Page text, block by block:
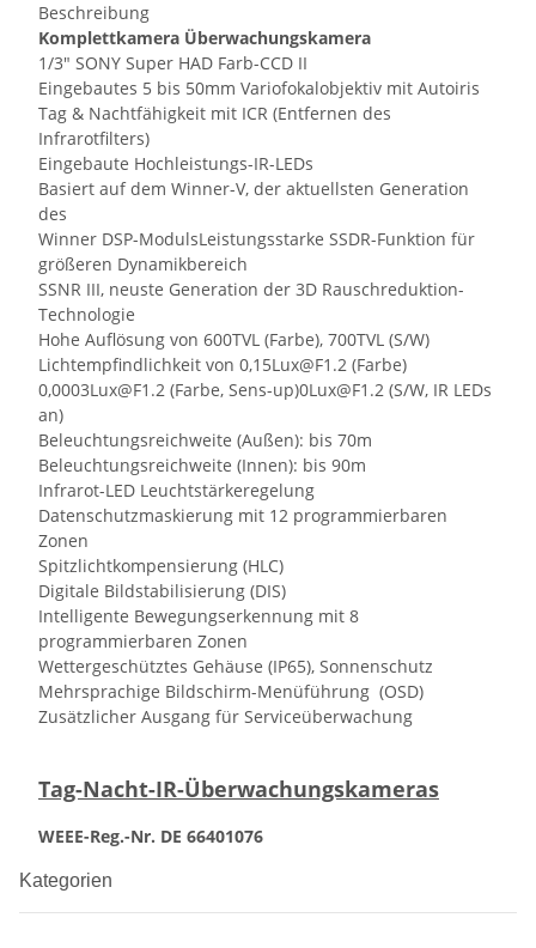
Beschreibung
Komplettkamera Überwachungskamera
1/3" SONY Super HAD Farb-CCD II
Eingebautes 5 bis 50mm Variofokalobjektiv mit Autoiris
Tag & Nachtfähigkeit mit ICR (Entfernen des
Infrarotfilters)
Eingebaute Hochleistungs-IR-LEDs
Basiert auf dem Winner-V, der aktuellsten Generation
des
Winner DSP-ModulsLeistungsstarke SSDR-Funktion für
größeren Dynamikbereich
SSNR III, neuste Generation der 3D Rauschreduktion-
Technologie
Hohe Auflösung von 600TVL (Farbe), 700TVL (S/W)
Lichtempfindlichkeit von 0,15Lux@F1.2 (Farbe)
0,0003Lux@F1.2 (Farbe, Sens-up)0Lux@F1.2 (S/W, IR LEDs
an)
Beleuchtungsreichweite (Außen): bis 70m
Beleuchtungsreichweite (Innen): bis 90m
Infrarot-LED Leuchtstärkeregelung
Datenschutzmaskierung mit 12 programmierbaren
Zonen
Spitzlichtkompensierung (HLC)
Digitale Bildstabilisierung (DIS)
Intelligente Bewegungserkennung mit 8
programmierbaren Zonen
Wettergeschütztes Gehäuse (IP65), Sonnenschutz
Mehrsprachige Bildschirm-Menüführung (OSD)
Zusätzlicher Ausgang für Serviceüberwachung
Tag-Nacht-IR-Überwachungskameras
WEEE-Reg.-Nr. DE 66401076
Kategorien